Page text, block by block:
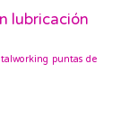
lubricación
puntas de